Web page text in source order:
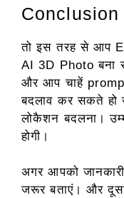
Conclusion
तो इस तरह से आप
AI 3D Photo बना
और आप चाहें
बदलाव कर सकते हो
लोकैशन बदलना।
होगी।
अगर आपको
जरूर बताएं। और